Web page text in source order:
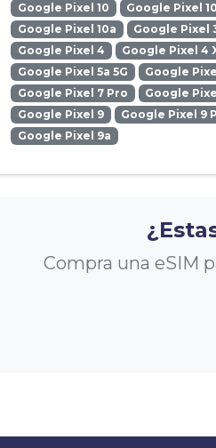
Google Pixel 10 Google Pixel
Google Pixel 10a
Google Pixel
Google Pixel 4
Google Pixel 4
Google Pixel 5a 5G
Google
Google Pixel 7 Pro
Google
Google Pixel 9
Google Pixel 9
Google Pixel 9a
Compra una eSIM